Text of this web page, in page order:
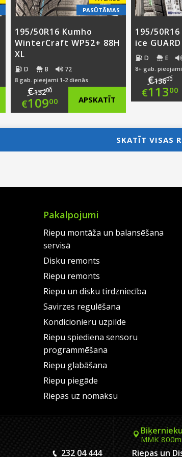
PASŪTĀMAS
195/50R16 Kumho
WinterCraft WP52+ 88H
XL
D B 72
8 gab. pieejami 1-2 dienās
€13200
Original
€10900 APSKATĪT
195/
ice
D E
8+ gab.
€13600
€11300
is:
SKATĪT VISAS
Pakalpojumi
Riepu montāža un balansēšana
servisā
Disku remonts
Riepu remonts
Riepu un disku tirdzniecība
Savirzes regulēšana
Kondicionieru uzpilde
Riepu spiediena sensoru
programmēšana
Riepu glabāšana
Riepu piegāde
Riepas uz nomaksu
232 04 444
MMK
Riepas un